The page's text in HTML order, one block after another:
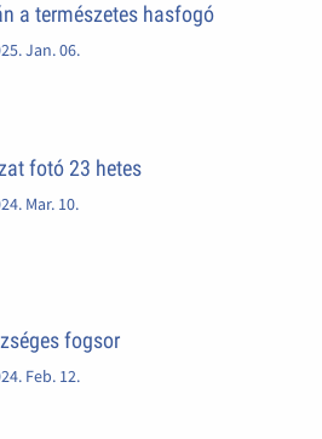
a természetes hasfogó
Jan. 06.
fotó 23 hetes
Mar. 10.
fogsor
Feb. 12.